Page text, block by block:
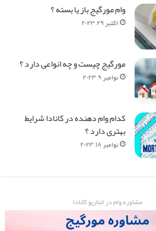
وام مورگیج باز یا بسته ؟
اکتبر ۲۹, ۲۰۲۳
مورگیج چیست و چه انواعی دارد ؟
نوامبر ۹, ۲۰۲۳
کدام وام دهنده در کانادا شرایط
بهتری دارد ؟
نوامبر ۱۸, ۲۰۲۳
مشاوره وام در انتاریو کانادا